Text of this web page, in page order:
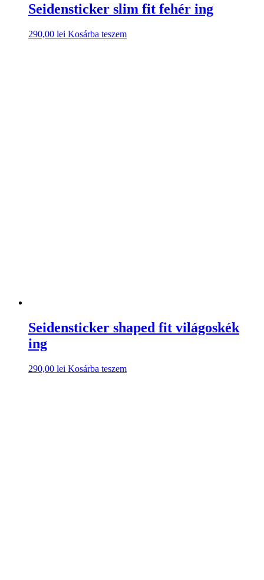
Seidensticker slim fit fehér ing
290,00 lei Kosárba teszem
Seidensticker shaped fit világoskék
ing
290,00 lei Kosárba teszem